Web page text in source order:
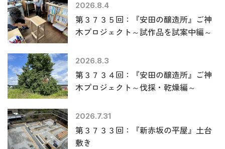
2026.8.4
第３７３５回：『安田の醸造所』ご神
木プロジェクト～試作品を試案中編～
2026.8.3
第３７３４回：『安田の醸造所』ご神
木プロジェクト～伐採・乾燥編～
2026.7.31
第３７３３回：『新赤坂の平屋』土台
敷き